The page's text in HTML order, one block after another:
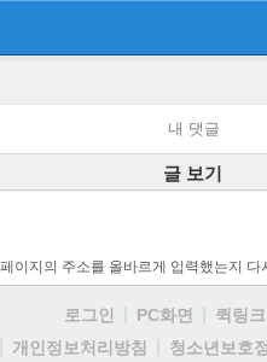
내 댓글
글 보기
이지의 주소를 올바르게 입력했는지
로그인 PC화면 퀵링크
개인정보처리방침 청소년보호